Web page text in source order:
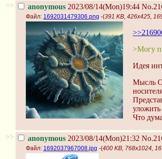
>> anonymous 2023/08/14(Mon)19:44
Файл: 1692031479306.png -(391 KB, 426x425,
>Могу
Идея
Мысль
уложить
Что
>> anonymous 2023/08/14(Mon)21:32
Файл: 1692037967008.jpg -(400 KB, 768x1024,